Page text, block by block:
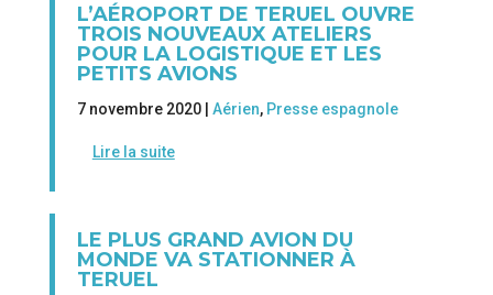
L’AÉROPORT DE TERUEL OUVRE
TROIS NOUVEAUX ATELIERS
POUR LA LOGISTIQUE ET LES
PETITS AVIONS
7 novembre 2020 | Aérien, Presse espagnole
Lire la suite
LE PLUS GRAND AVION DU
MONDE VA STATIONNER À
TERUEL